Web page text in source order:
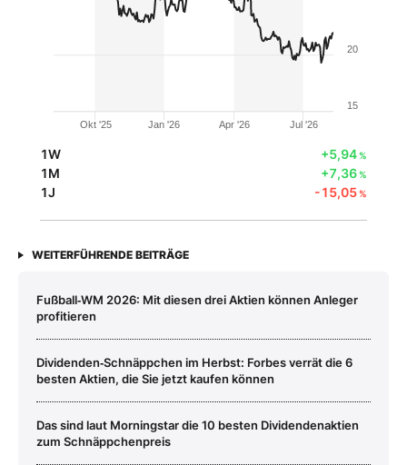
Okt '25 Jan '26 Apr '26 Jul '26
15
20
1W +5,94%
1M +7,36%
1J -15,05%
WEITERFÜHRENDE BEITRÄGE
Fußball‑WM 2026: Mit diesen drei Aktien können Anleger
profitieren
Dividenden‑Schnäppchen im Herbst: Forbes verrät die 6
besten Aktien, die Sie jetzt kaufen können
Das sind laut Morningstar die 10 besten Dividendenaktien
zum Schnäppchenpreis